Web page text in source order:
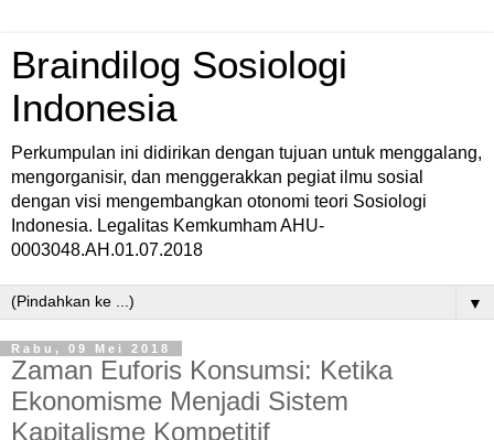
Braindilog Sosiologi
Indonesia
Perkumpulan ini didirikan dengan tujuan untuk menggalang,
mengorganisir, dan menggerakkan pegiat ilmu sosial
dengan visi mengembangkan otonomi teori Sosiologi
Indonesia. Legalitas Kemkumham AHU-
0003048.AH.01.07.2018
▼
Rabu, 09 Mei 2018
Zaman Euforis Konsumsi: Ketika
Ekonomisme Menjadi Sistem
Kapitalisme Kompetitif